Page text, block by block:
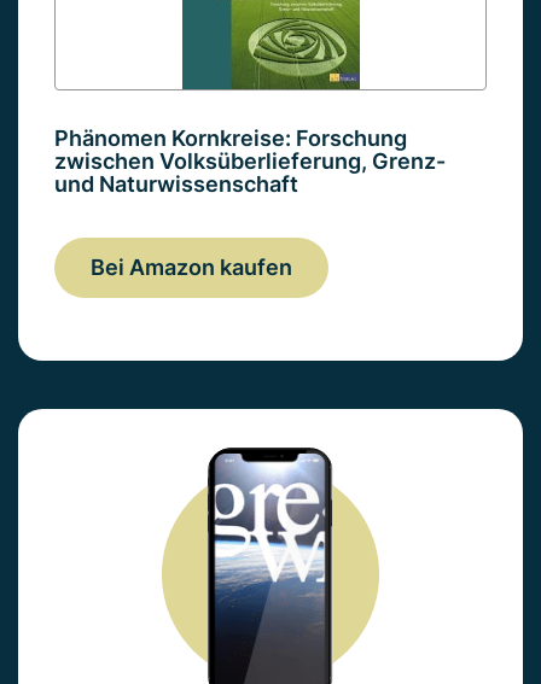
Phänomen Kornkreise: Forschung
zwischen Volksüberlieferung, Grenz-
und Naturwissenschaft
Bei Amazon kaufen